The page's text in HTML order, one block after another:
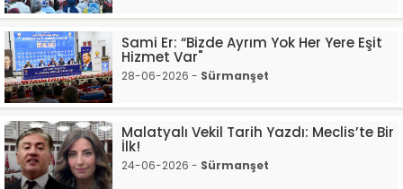
Sami Er: “Bizde Ayrım Yok Her Yere Eşit
Hizmet Var"
28-06-2026 - Sürmanşet
Malatyalı Vekil Tarih Yazdı: Meclis’te Bir
İlk!
24-06-2026 - Sürmanşet